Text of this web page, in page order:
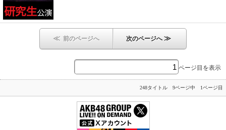
≪ 前のページへ 次のページへ≫
ページ目を表示
248タイトル 9ページ中 1ページ目